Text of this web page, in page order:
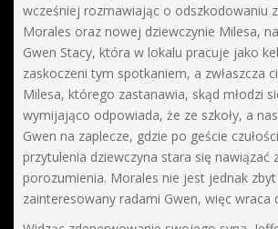
wcześniej rozmawiając o odszkodowaniu
Morales oraz nowej dziewczynie Milesa,
Gwen Stacy, która w lokalu pracuje jako
zaskoczeni tym spotkaniem, a zwłaszcza
Milesa, którego zastanawia, skąd młodzi
wymijająco odpowiada, że ze szkoły, a
Gwen na zaplecze, gdzie po geście
przytulenia dziewczyna stara się nawiązać
porozumienia. Morales nie jest jednak
zainteresowany radami Gwen, więc wraca